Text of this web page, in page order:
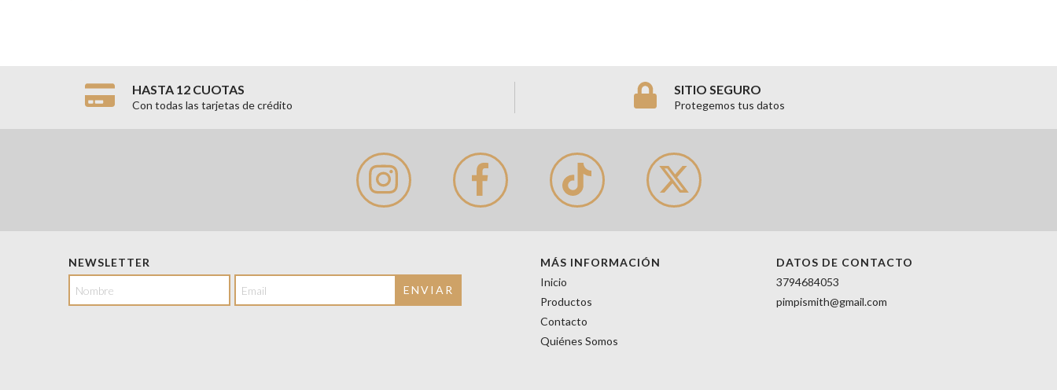
HASTA 12 CUOTAS
Con todas las tarjetas de crédito
SITIO SEGURO
Protegemos tus datos
NEWSLETTER
MÁS INFORMACIÓN
Inicio
Productos
Contacto
Quiénes Somos
DATOS DE CONTACTO
3794684053
pimpismith@gmail.com